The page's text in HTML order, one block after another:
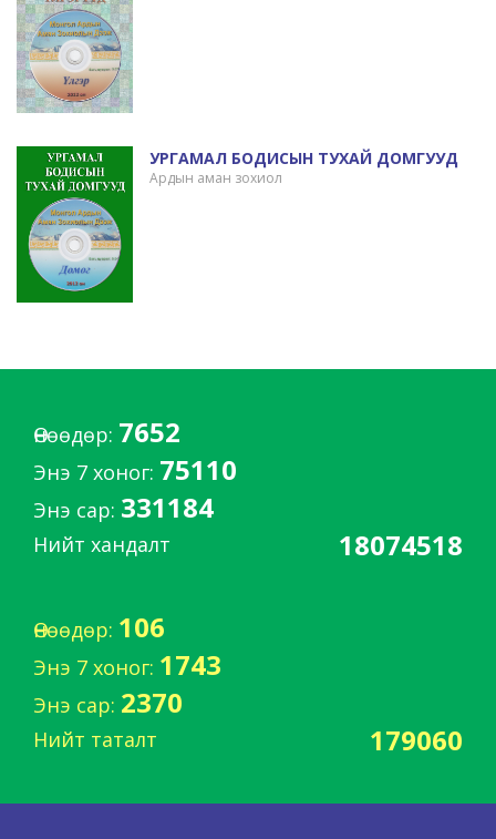
УРГАМАЛ БОДИСЫН ТУХАЙ ДОМГУУД
Ардын аман зохиол
Өнөөдөр: 7652
Энэ 7 хоног: 75110
Энэ сар: 331184
Нийт хандалт 18074518
Өнөөдөр: 106
Энэ 7 хоног: 1743
Энэ сар: 2370
Нийт таталт 179060